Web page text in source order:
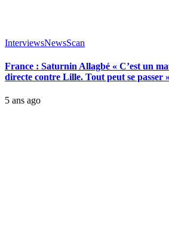
InterviewsNewsScan
France : Saturnin Allagbé « C’est un
directe contre Lille. Tout peut se passer »
5 ans ago